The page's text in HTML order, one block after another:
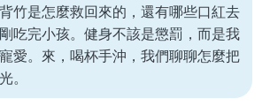
竹是怎麼救回來的，還有哪些口紅去
吃完小孩。健身不該是懲罰，而是我
愛。來，喝杯手沖，我們聊聊怎麼把
。